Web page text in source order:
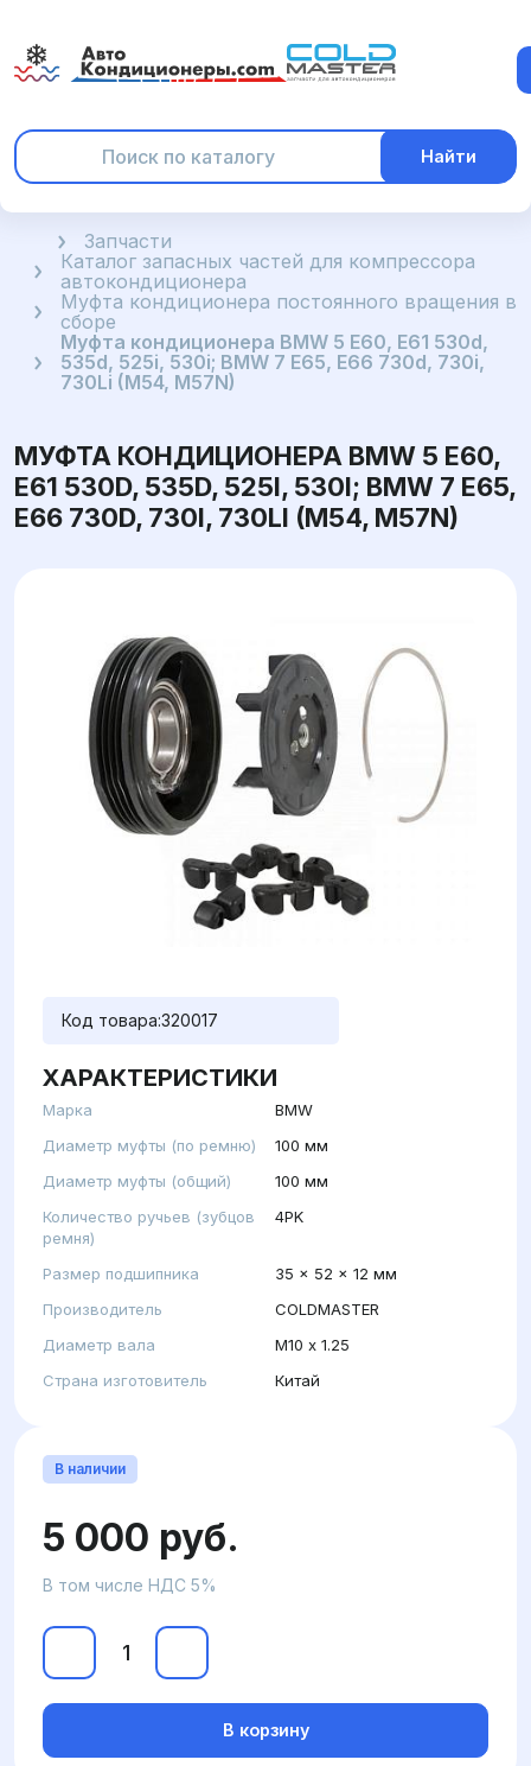
Найти
ГлавнаяЗапчасти
Каталог запасных частей для компрессора
автокондиционера
Муфта кондиционера постоянного вращения в
сборе
Муфта кондиционера BMW 5 E60, E61 530d,
535d, 525i, 530i; BMW 7 E65, E66 730d, 730i,
730Li (M54, M57N)
МУФТА КОНДИЦИОНЕРА BMW 5 E60,
E61 530D, 535D, 525I, 530I; BMW 7 E65,
E66 730D, 730I, 730LI (M54, M57N)
Код товара:320017
ХАРАКТЕРИСТИКИ
Марка
BMW
Диаметр муфты (по ремню)
100 мм
Диаметр муфты (общий)
100 мм
Количество ручьев (зубцов
ремня)
4PK
Размер подшипника
35 x 52 x 12 мм
Производитель
COLDMASTER
Диаметр вала
М10 x 1.25
Страна изготовитель
Китай
В наличии
5 000 руб.
В том числе НДС 5%
В корзину